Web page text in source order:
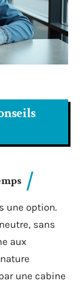
une option.
sans
aux
une cabine